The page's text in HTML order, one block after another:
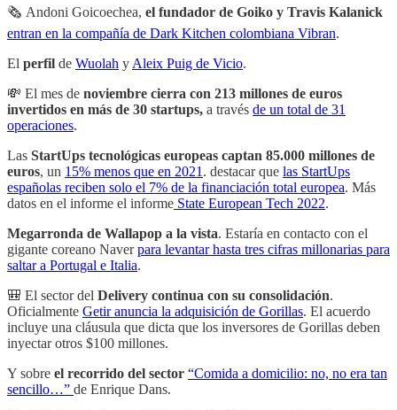
🗞 Andoni Goicoechea, el fundador de Goiko y Travis Kalanick
entran en la compañía de Dark Kitchen colombiana Vibran.
El perfil de Wuolah y Aleix Puig de Vicio.
💸 El mes de noviembre cierra con 213 millones de euros
invertidos en más de 30 startups, a través de un total de 31
operaciones.
Las StartUps tecnológicas europeas captan 85.000 millones de
euros, un 15% menos que en 2021 . destacar que las StartUps
españolas reciben solo el 7% de la financiación total europea. Más
datos en el informe el informe State European Tech 2022.
Megarronda de Wallapop a la vista. Estaría en contacto con el
gigante coreano Naverpara levantar hasta tres cifras millonarias para
saltar a Portugal e Italia.
🎒 El sector del Delivery continua con su consolidación.
Oficialmente Getir anuncia la adquisición de Gorillas. El acuerdo
incluye una cláusula que dicta que los inversores de Gorillas deben
inyectar otros $100 millones.
Y sobre el recorrido del sector “Comida a domicilio: no, no era tan
sencillo…” de Enrique Dans.